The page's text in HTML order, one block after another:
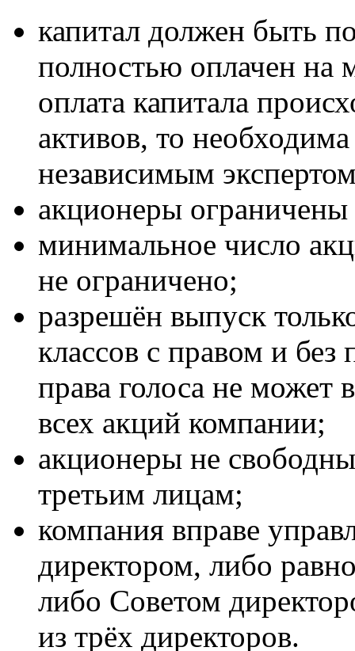
капитал должен быть
полностью оплачен на
оплата капитала
активов, то
независимым
акционеры ограничены
минимальное число
не ограничено;
разрешён выпуск
классов с правом и без
права голоса не может
всех акций компании;
акционеры не
третьим лицам;
компания вправе
директором, либо
либо Советом
из трёх директоров.